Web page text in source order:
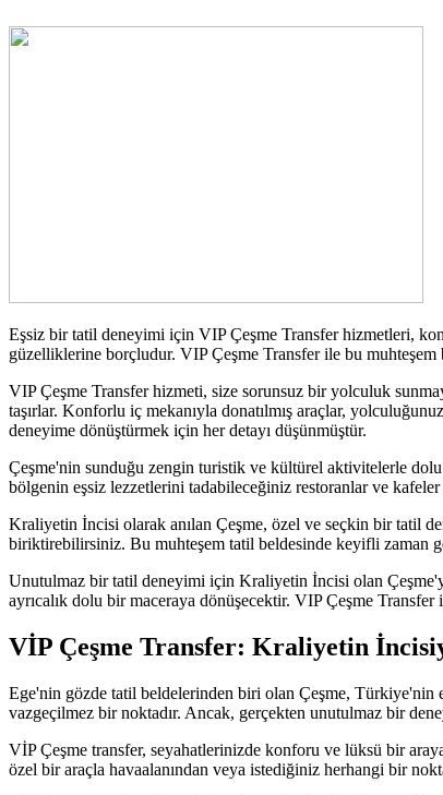
Eşsiz bir tatil deneyimi için VIP Çeşme Transfer hizmetleri,
güzelliklerine borçludur. VIP Çeşme Transfer ile bu
VIP Çeşme Transfer hizmeti, size sorunsuz bir yolculuk
taşırlar. Konforlu iç mekanıyla donatılmış araçlar,
deneyime dönüştürmek için her detayı düşünmüştür.
Çeşme'nin sunduğu zengin turistik ve kültürel aktivitelerle
bölgenin eşsiz lezzetlerini tadabileceğiniz restoranlar ve
Kraliyetin İncisi olarak anılan Çeşme, özel ve seçkin bir tatil
biriktirebilirsiniz. Bu muhteşem tatil beldesinde keyifli zaman
Unutulmaz bir tatil deneyimi için Kraliyetin İncisi olan
ayrıcalık dolu bir maceraya dönüşecektir. VIP Çeşme
VİP Çeşme Transfer: Kraliyetin
Ege'nin gözde tatil beldelerinden biri olan Çeşme,
vazgeçilmez bir noktadır. Ancak, gerçekten unutulmaz bir
VİP Çeşme transfer, seyahatlerinizde konforu ve lüksü bir
özel bir araçla havaalanından veya istediğiniz herhangi bir